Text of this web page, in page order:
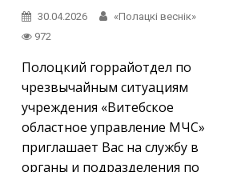
30.04.2026
«Полацкі веснік»
972
Полоцкий горрайотдел по
чрезвычайным ситуациям
учреждения «Витебское
областное управление МЧС»
приглашает Вас на службу в
органы и подразделения по